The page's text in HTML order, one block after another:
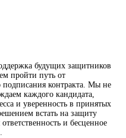
будущих защитников
пройти путь от
подписания контракта. Мы не
каждого кандидата,
и уверенность в принятых
встать на защиту
и бесценное